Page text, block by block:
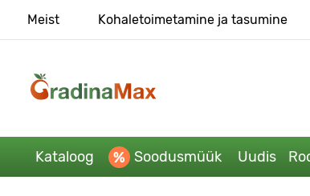
Meist Kohaletoimetamine ja tasumine
Kataloog Soodusmüük Uudis